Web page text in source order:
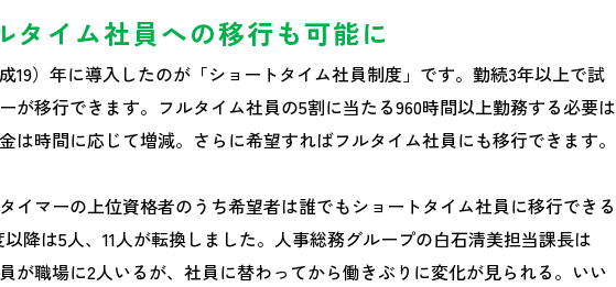
タイム社員への移行も可能に
19）年に導入したのが「ショートタイム社員制度」です。勤続3年以上で試
が移行できます。フルタイム社員の5割に当たる960時間以上勤務する必要は
は時間に応じて増減。さらに希望すればフルタイム社員にも移行できます。
イマーの上位資格者のうち希望者は誰でもショートタイム社員に移行できる
降は5人、11人が転換しました。人事総務グループの白石清美担当課長は
が職場に2人いるが、社員に替わってから働きぶりに変化が見られる。いい